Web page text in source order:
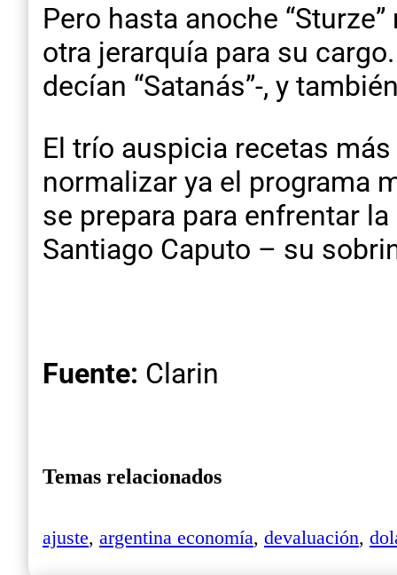
Pero hasta anoche
otra jerarquía para su
decían “Satanás”-, y
El trío auspicia recetas
normalizar ya el programa
se prepara para enfrentar
Santiago Caputo – su
Fuente: Clarin
Temas relacionados
ajuste, argentina economía, devaluación,